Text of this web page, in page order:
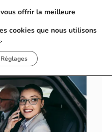
Nice avec
offrir la meilleure
cookies que nous utilisons
.
Réglages